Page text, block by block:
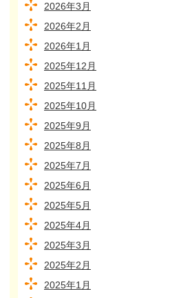
2026年3月
2026年2月
2026年1月
2025年12月
2025年11月
2025年10月
2025年9月
2025年8月
2025年7月
2025年6月
2025年5月
2025年4月
2025年3月
2025年2月
2025年1月